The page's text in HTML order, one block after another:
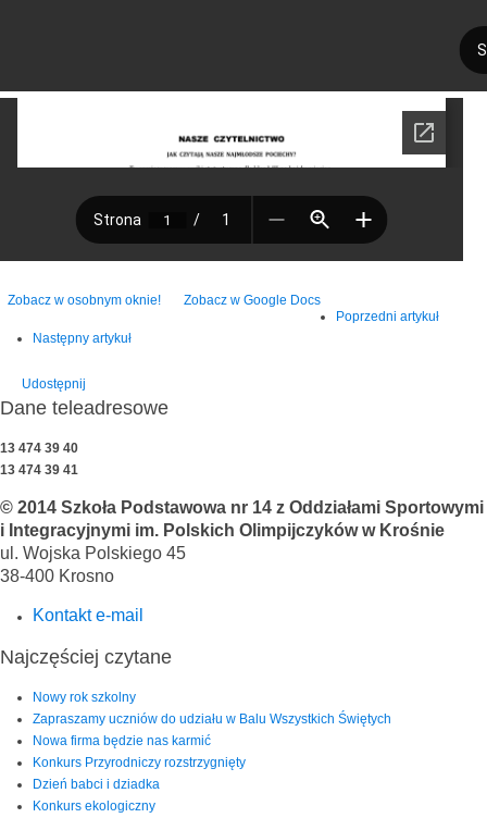
Zobacz w osobnym oknie!
Zobacz w Google Docs
Poprzedni artykuł
Następny artykuł
Udostępnij
Dane teleadresowe
13 474 39 40
13 474 39 41
© 2014 Szkoła Podstawowa nr 14 z Oddziałami Sportowymi
i Integracyjnymi im. Polskich Olimpijczyków w Krośnie
ul. Wojska Polskiego 45
38-400 Krosno
Kontakt e-mail
Najczęściej czytane
Nowy rok szkolny
Zapraszamy uczniów do udziału w Balu Wszystkich Świętych
Nowa firma będzie nas karmić
Konkurs Przyrodniczy rozstrzygnięty
Dzień babci i dziadka
Konkurs ekologiczny